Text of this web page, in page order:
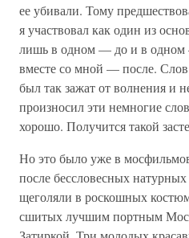
ее убивали. Тому
я участвовал как один из
лишь в одном — до и в
вместе со мной — после.
был так зажат от волнения и
произносил эти немногие
хорошо. Получится такой
Но это было уже в
после бессловесных
щеголяли в роскошных
сшитых лучшим портным